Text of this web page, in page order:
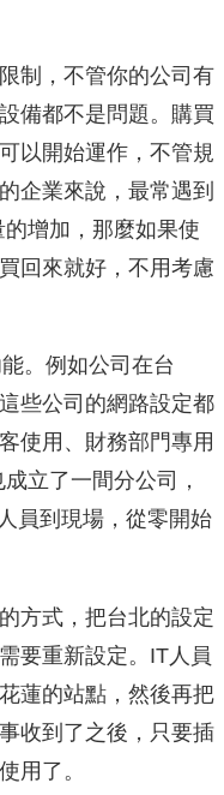
制，不管你的公司有
備都不是問題。購買
以開始運作，不管規
企業來說，最常遇到
增加，那麼如果使
回來就好，不用考慮
。例如公司在台
些公司的網路設定都
使用、財務部門專用
立了一間分公司，
員到現場，從零開始
方式，把台北的設定
要重新設定。IT人員
蓮的站點，然後再把
收到了之後，只要插
用了。